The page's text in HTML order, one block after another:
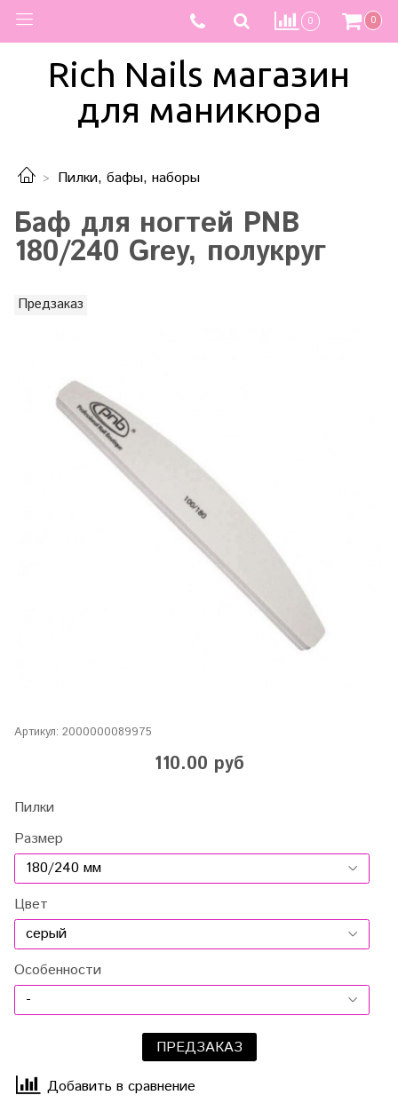
0 0
Rich Nails магазин
для маникюра
Пилки, бафы, наборы
Баф для ногтей PNB
180/240 Grey, полукруг
Предзаказ
Артикул: 2000000089975
110.00 руб
Пилки
Размер
Цвет
Особенности
ПРЕДЗАКАЗ
Добавить в сравнение